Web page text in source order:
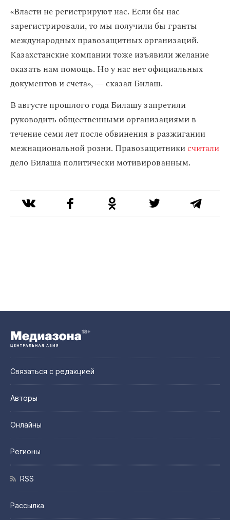
«Власти не регистрируют нас. Если бы нас
зарегистрировали, то мы получили бы гранты
международных правозащитных организаций.
Казахстанские компании тоже изъявили желание
оказать нам помощь. Но у нас нет официальных
документов и счета», — сказал Билаш.
В августе прошлого года Билашу запретили
руководить общественными организациями в
течение семи лет после обвинения в разжигании
межнациональной розни. Правозащитникисчитали
дело Билаша политически мотивированным.
Связаться с редакцией
Авторы
Онлайны
Регионы
RSS
Рассылка